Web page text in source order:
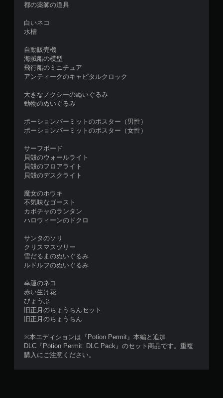
都の薬師の道具
白いネコ
水槽
自動販売機
海賊船の模型
飛行船のミニチュア
アンティークのキャピタルクロック
大きなノクシーのぬいぐるみ
動物のぬいぐるみ
ポーションパーミットのポスター（男性）
ポーションパーミットのポスター（女性）
サーフボード
貝殻のウォールライト
貝殻のフロアライト
貝殻のデスクライト
魔女のホウキ
不気味なゴースト
カボチャのランタン
ハロウィーンのドクロ
サンタのソリ
クリスマスツリー
雪だるまのぬいぐるみ
ルドルフのぬいぐるみ
幸運のネコ
赤い生け花
びょうぶ
旧正月のちょうちんセット
旧正月のちょうちん
※本エディションは『Potion Permit』本編と追加
DLC『Potion Permit: DLC Pack』のセット商品です。重複
購入にご注意ください。